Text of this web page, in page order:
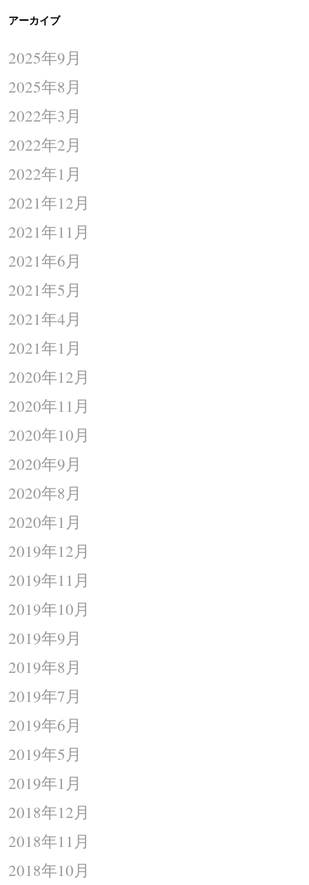
アーカイブ
2025年9月
2025年8月
2022年3月
2022年2月
2022年1月
2021年12月
2021年11月
2021年6月
2021年5月
2021年4月
2021年1月
2020年12月
2020年11月
2020年10月
2020年9月
2020年8月
2020年1月
2019年12月
2019年11月
2019年10月
2019年9月
2019年8月
2019年7月
2019年6月
2019年5月
2019年1月
2018年12月
2018年11月
2018年10月